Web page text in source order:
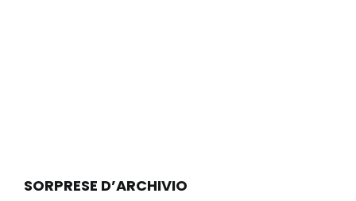
SORPRESE D’ARCHIVIO